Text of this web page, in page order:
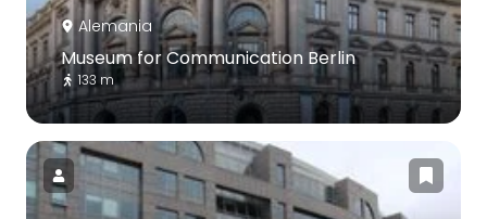
Alemania
Museum for Communication Berlin
133 m